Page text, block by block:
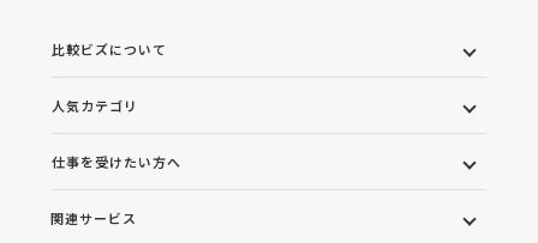
比較ビズについて
人気カテゴリ
仕事を受けたい方へ
関連サービス